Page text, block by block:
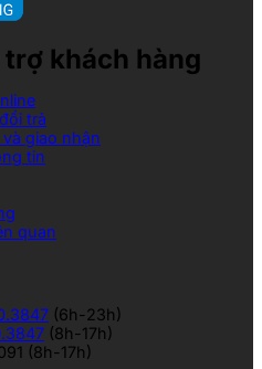
khách hàng
trả
giao nhận
tin
quan
(6h-23h)
(8h-17h)
(8h-17h)